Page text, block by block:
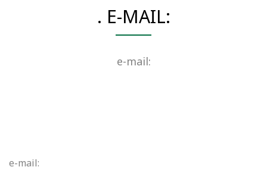
. E-MAIL:
e-mail:
e-mail: